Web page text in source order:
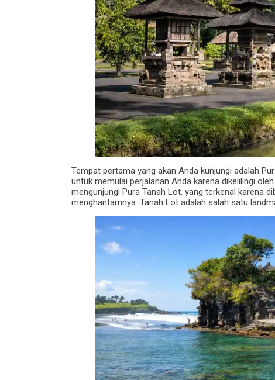
Tempat pertama yang akan Anda kunjungi adalah
untuk memulai perjalanan Anda karena dikelilingi
mengunjungi Pura Tanah Lot, yang terkenal karena
menghantamnya. Tanah Lot adalah salah satu